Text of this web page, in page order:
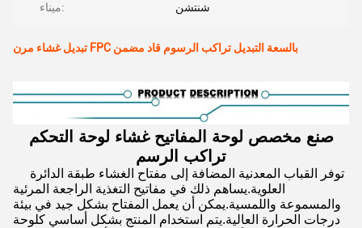
ميناء: شنتشن
تبديل غشاء مرن FPC بالسعة التبديل تراكب الرسوم قاد مضمن
صنع مخصص لوحة المفاتيح غشاء لوحة التحكم
تراكب الرسم
توفر القباب المعدنية المضافة إلى مفتاح الغشاء طبقة الدائرة
العلوية.يساهم ذلك في مفاتيح التغذية الراجعة المرئية
والمسموعة واللمسية.يمكن أن يعمل المفتاح بشكل جيد في بيئة
درجات الحرارة العالية.يتم استخدام المنتج بشكل أساسي كلوحة